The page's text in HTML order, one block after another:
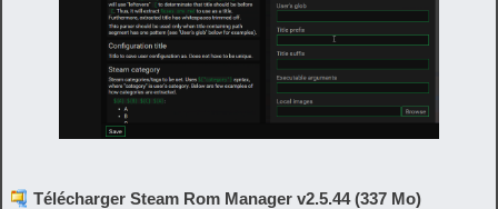
Télécharger Steam Rom Manager v2.5.44 (337 Mo)